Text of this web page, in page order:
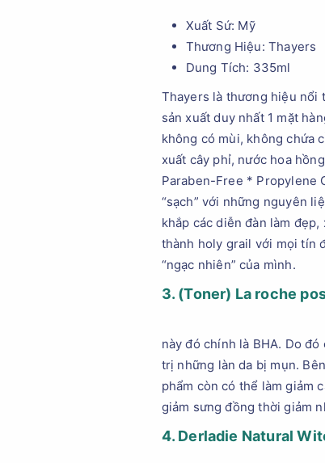
Xuất Sứ: Mỹ
Thương Hiệu: Thayers
Dung Tích: 335ml
Thayers là thương hiệu nổi
sản xuất duy nhất 1 mặt
không có mùi, không chứa
xuất cây phỉ, nước hoa
Paraben-Free * Propylene
“sạch” với những nguyên
khắp các diễn đàn làm
thành holy grail với mọi tín
“ngạc nhiên” của mình.
3. (Toner) La roche
này đó chính là BHA. Do
trị những làn da bị mụn.
phẩm còn có thể làm giảm
giảm sưng đồng thời giảm
4. Derladie Natural